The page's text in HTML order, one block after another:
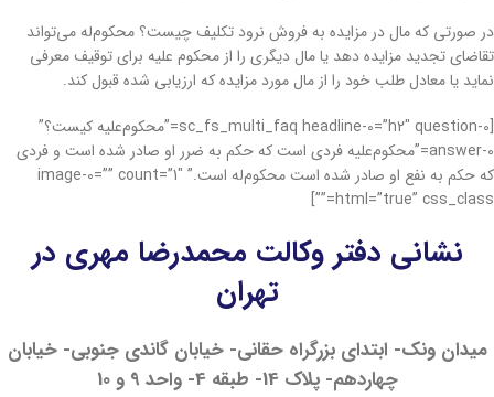
در صورتی که مال در مزایده به فروش نرود تکلیف چیست؟ محکوم‌له می‌تواند
تقاضای تجدید مزایده دهد یا مال دیگری را از محکوم علیه برای توقیف معرفی
نماید یا معادل طلب خود را از مال مورد مزایده که ارزیابی شده قبول کند.
[sc_fs_multi_faq headline-0=”h2″ question-0=”محکوم‌علیه کیست؟”
answer-0=”محکوم‌علیه فردی است که حکم به ضرر او صادر شده است و فردی
که حکم به نفع او صادر شده است محکوم‌له است.” image-0=”” count=”1″
html=”true” css_class=””]
نشانی دفتر وکالت محمدرضا مهری در
تهران
میدان ونک- ابتدای بزرگراه حقانی- خیابان گاندی جنوبی- خیابان
چهاردهم- پلاک 14- طبقه 4- واحد 9 و 10